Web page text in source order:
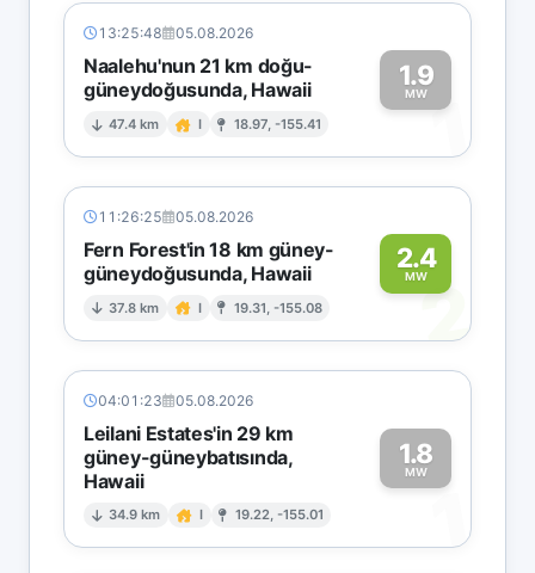
13:25:48 05.08.2026
Naalehu'nun 21 km doğu-
güneydoğusunda, Hawaii
47.4 km I 18.97, -155.41
1.9
MW1
11:26:25 05.08.2026
Fern Forest'in 18 km güney-
güneydoğusunda, Hawaii
37.8 km I 19.31, -155.08
2.4
MW2
04:01:23 05.08.2026
Leilani Estates'in 29 km
güney-güneybatısında,
Hawaii
34.9 km I 19.22, -155.01
1.8
MW
1